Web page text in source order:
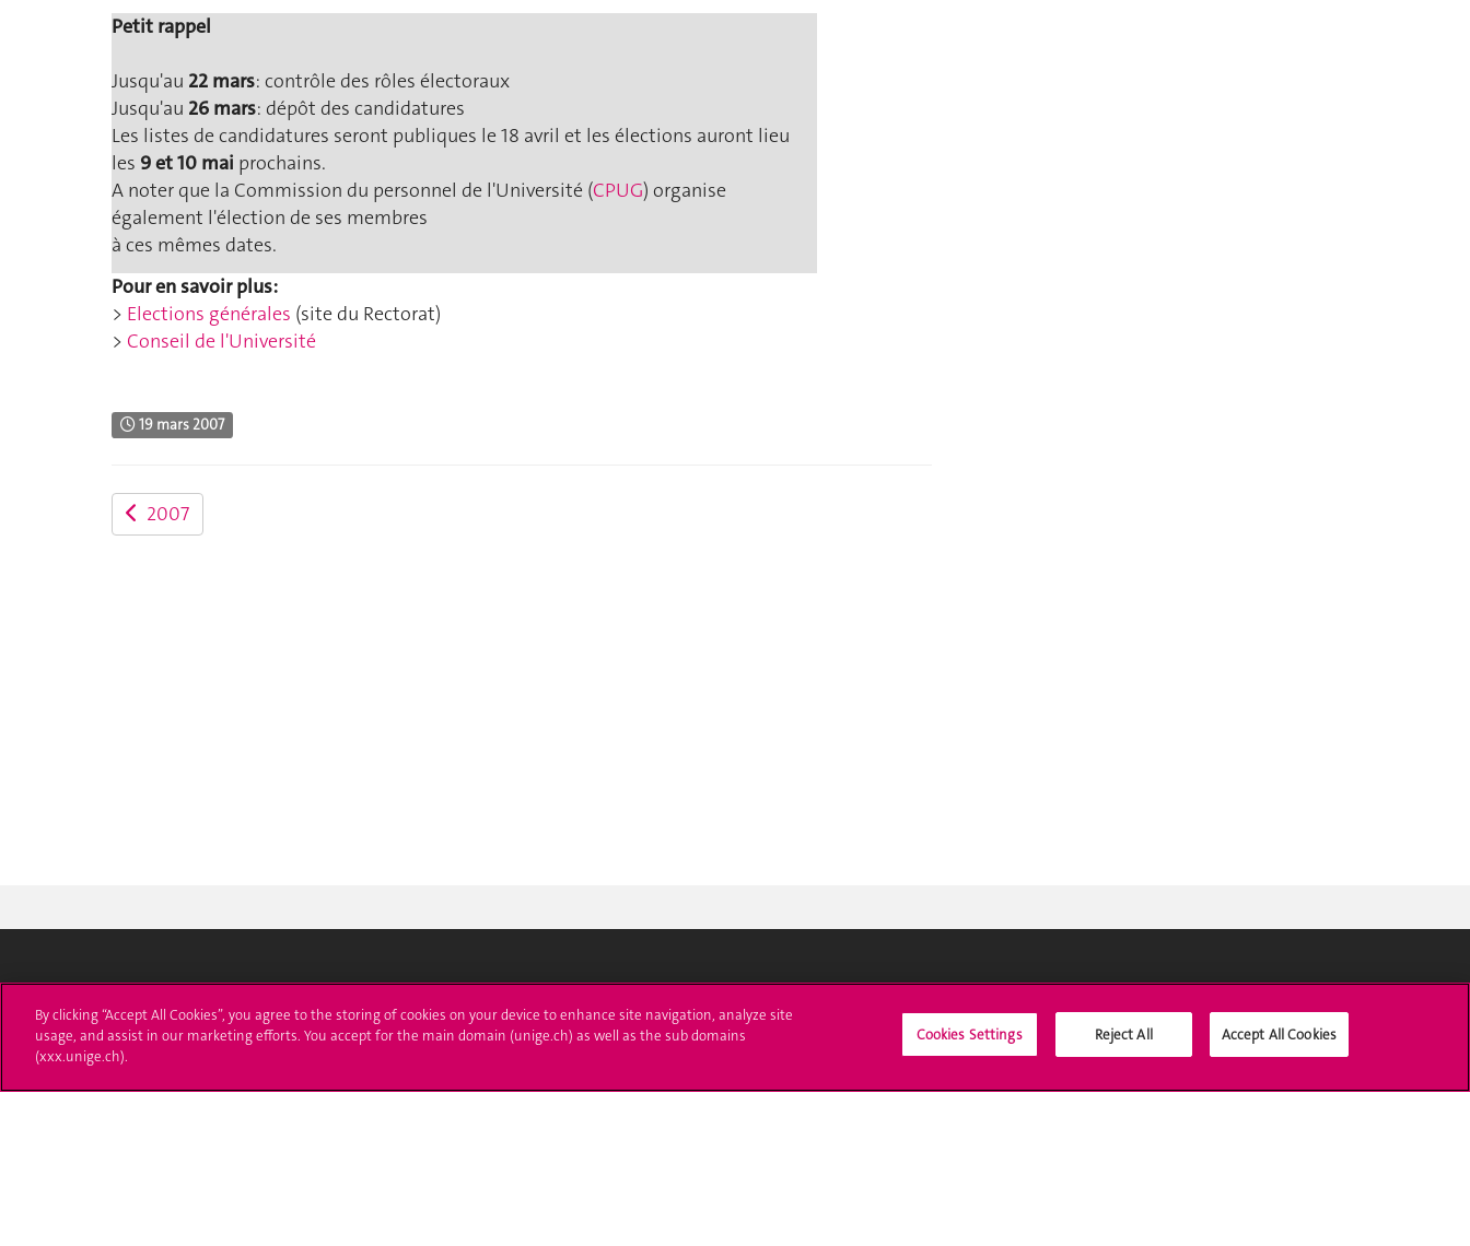
Petit rappel
Jusqu'au 22 mars: contrôle des rôles électoraux
Jusqu'au 26 mars: dépôt des candidatures
Les listes de candidatures seront publiques le 18 avril et les élections auront lieu
les 9 et 10 mai prochains.
A noter que la Commission du personnel de l'Université (CPUG) organise
également l'élection de ses membres
à ces mêmes dates.
Pour en savoir plus:
> Elections générales (site du Rectorat)
> Conseil de l'Université
19 mars 2007
2007
24 rue du Général-Dufour
T. +41 (0)22 379 71 11
Immatriculations
Démarches administratives Médias
By clicking “Accept All Cookies”, you agree to the storing of cookies on your device to enhance site navigation, analyze site
usage, and assist in our marketing efforts. You accept for the main domain (unige.ch) as well as the sub domains
(xxx.unige.ch).
Cookies Settings Reject All Accept All Cookies